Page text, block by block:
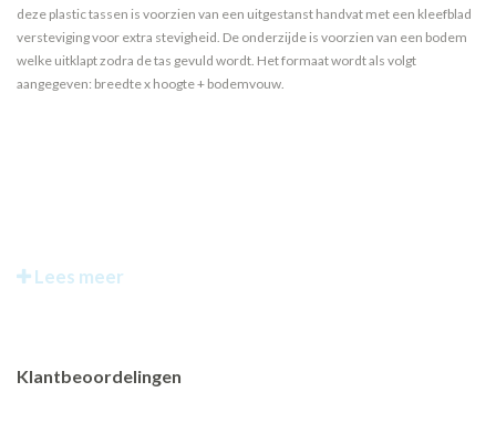
deze plastic tassen is voorzien van een uitgestanst handvat met een kleefblad
versteviging voor extra stevigheid. De onderzijde is voorzien van een bodem
welke uitklapt zodra de tas gevuld wordt. Het formaat wordt als volgt
aangegeven: breedte x hoogte + bodemvouw.
Lees meer
Klantbeoordelingen